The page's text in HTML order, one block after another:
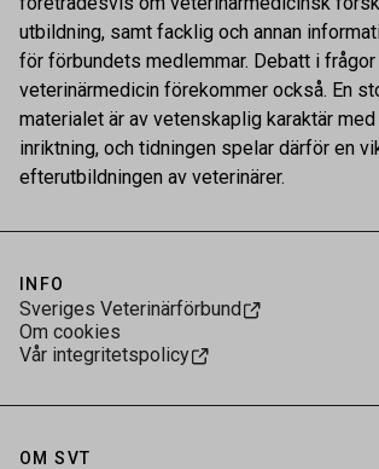
utbildning, samt facklig och annan
för förbundets medlemmar. Debatt i
veterinärmedicin förekommer också. En
materialet är av vetenskaplig karaktär
inriktning, och tidningen spelar därför en
efterutbildningen av veterinärer.
INFO
Sveriges Veterinärförbund
Om cookies
Vår integritetspolicy
OM SVT